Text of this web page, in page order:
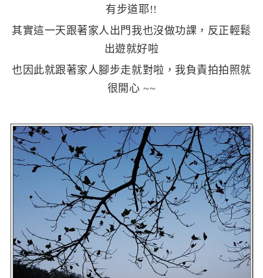
有步道耶!!
其實這一天跟著家人出門我也沒做功課，反正輕鬆
出遊就好啦
也因此就跟著家人腳步走就對啦，我負責拍拍照就
很開心 ~~